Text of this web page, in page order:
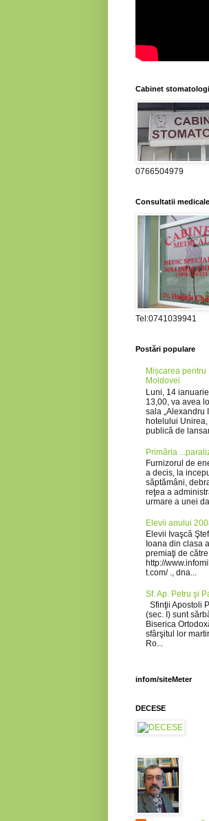
Cabinet
0766504979
Consultatii medicale
Tel:0741039941
Postări populare
Mișcarea
Moldovei
Luni, 14
13,00, va avea
sala „Alexandru
hotelului
publică de
Primăria
Furnizorul de
a decis, la
săptămâni,
reţea a
urmare a unei
Elevii anului
Elevii Ivaşcă
Ioana din clasa
premiaţi de
http://
t.com/ ., dna...
Sf. Ap. Petru şi
Sfinţii Apostoli
(sec. I) sunt
Biserica
sfârşitul lor
Ro...
infom/siteMeter
DECESE